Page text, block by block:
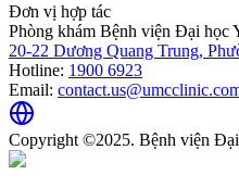
Đơn vị hợp tác
Phòng khám Bệnh viện Đại học
20-22 Dương Quang Trung,
Hotline: 1900 6923
Email:
Copyright ©2025. Bệnh viện